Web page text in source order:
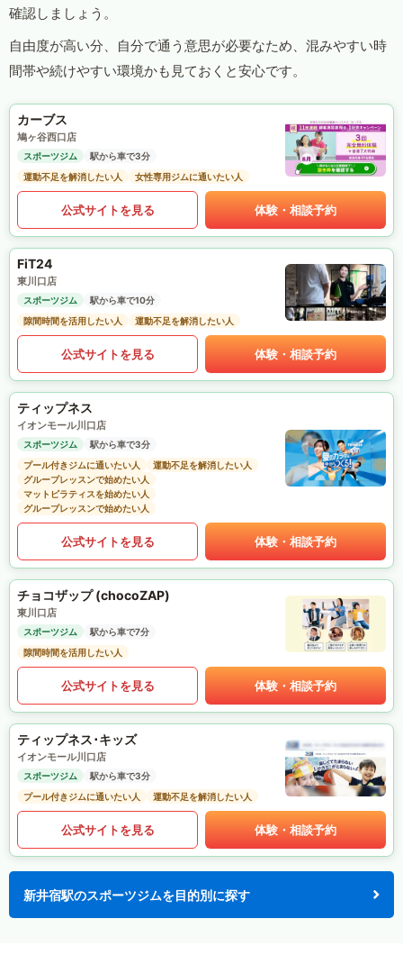
確認しましょう。
自由度が高い分、自分で通う意思が必要なため、混みやすい時
間帯や続けやすい環境かも見ておくと安心です。
カーブス
鳩ヶ谷西口店
スポーツジム
駅から車で3分
運動不足を解消したい人
女性専用ジムに通いたい人
公式サイトを見る 体験・相談予約
FiT24
東川口店
スポーツジム
駅から車で10分
隙間時間を活用したい人
運動不足を解消したい人
公式サイトを見る 体験・相談予約
ティップネス
イオンモール川口店
スポーツジム
駅から車で3分
プール付きジムに通いたい人
運動不足を解消したい人
グループレッスンで始めたい人
マットピラティスを始めたい人
グループレッスンで始めたい人
公式サイトを見る 体験・相談予約
チョコザップ (chocoZAP)
東川口店
スポーツジム
駅から車で7分
隙間時間を活用したい人
公式サイトを見る 体験・相談予約
ティップネス･キッズ
イオンモール川口店
スポーツジム
駅から車で3分
プール付きジムに通いたい人
運動不足を解消したい人
公式サイトを見る 体験・相談予約
新井宿駅のスポーツジムを目的別に探す